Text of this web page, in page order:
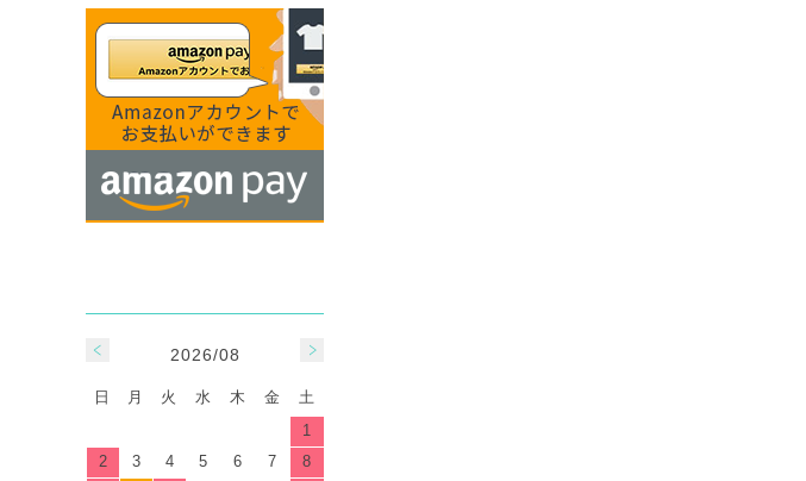
2026/08
日 月 火 水 木 金
土
1
2
3 4 5 6 7
8